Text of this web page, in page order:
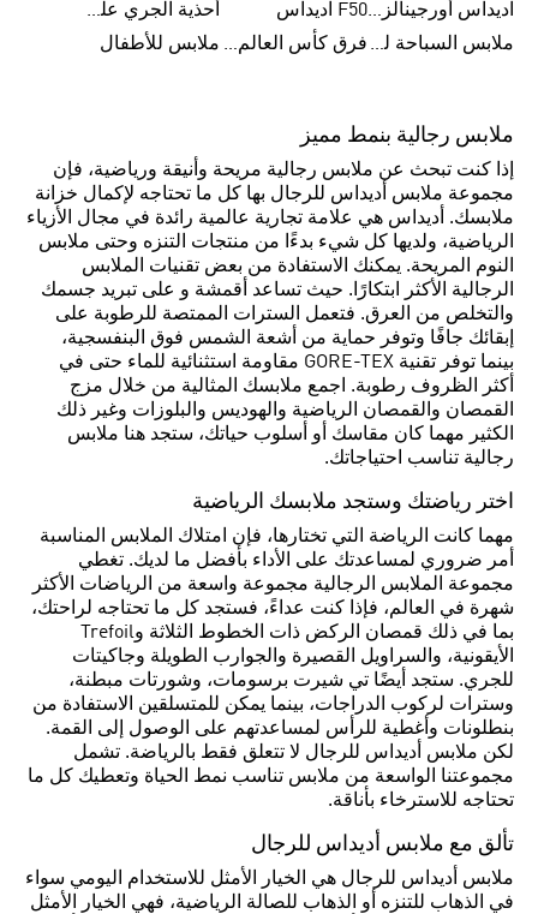
اديداس أورجينالز صنادل للنساءF50 اديداس
أحذية الجري على الطرق الوعرة للرجال
ملابس السباحة للنساء
فرق كأس العالم FIFA 26™ ملابس للأطفال
ملابس رجالية بنمط مميز
إذا كنت تبحث عن ملابس رجالية مريحة وأنيقة ورياضية، فإن
مجموعة ملابس أديداس للرجال بها كل ما تحتاجه لإكمال خزانة
ملابسك. أديداس هي علامة تجارية عالمية رائدة في مجال الأزياء
الرياضية، ولديها كل شيء بدءًا من منتجات التنزه وحتى ملابس
النوم المريحة. يمكنك الاستفادة من بعض تقنيات الملابس
الرجالية الأكثر ابتكارًا. حيث تساعد أقمشة و على تبريد جسمك
والتخلص من العرق. فتعمل السترات الممتصة للرطوبة على
إبقائك جافًا وتوفر حماية من أشعة الشمس فوق البنفسجية،
بينما توفر تقنية GORE-TEX مقاومة استثنائية للماء حتى في
أكثر الظروف رطوبة. اجمع ملابسك المثالية من خلال مزج
القمصان والقمصان الرياضية والهوديس والبلوزات وغير ذلك
الكثير مهما كان مقاسك أو أسلوب حياتك، ستجد هنا ملابس
رجالية تناسب احتياجاتك.
اختر رياضتك وستجد ملابسك الرياضية
مهما كانت الرياضة التي تختارها، فإن امتلاك الملابس المناسبة
أمر ضروري لمساعدتك على الأداء بأفضل ما لديك. تغطي
مجموعة الملابس الرجالية مجموعة واسعة من الرياضات الأكثر
شهرة في العالم، فإذا كنت عداءً، فستجد كل ما تحتاجه لراحتك،
بما في ذلك قمصان الركض ذات الخطوط الثلاثة وTrefoil
الأيقونية، والسراويل القصيرة والجوارب الطويلة وجاكيتات
للجري. ستجد أيضًا تي شيرت برسومات، وشورتات مبطنة،
وسترات لركوب الدراجات، بينما يمكن للمتسلقين الاستفادة من
بنطلونات وأغطية للرأس لمساعدتهم على الوصول إلى القمة.
لكن ملابس أديداس للرجال لا تتعلق فقط بالرياضة. تشمل
مجموعتنا الواسعة من ملابس تناسب نمط الحياة وتعطيك كل ما
تحتاجه للاسترخاء بأناقة.
تألق مع ملابس أديداس للرجال
ملابس أديداس للرجال هي الخيار الأمثل للاستخدام اليومي سواء
في الذهاب للتنزه أو الذهاب للصالة الرياضية، فهي الخيار الأمثل